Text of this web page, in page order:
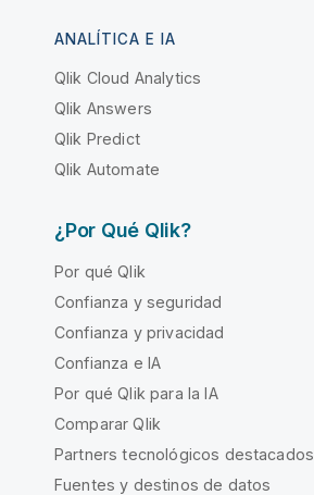
ANALÍTICA E IA
Qlik Cloud Analytics
Qlik Answers
Qlik Predict
Qlik Automate
¿Por Qué Qlik?
Por qué Qlik
Confianza y seguridad
Confianza y privacidad
Confianza e IA
Por qué Qlik para la IA
Comparar Qlik
Partners tecnológicos destacados
Fuentes y destinos de datos